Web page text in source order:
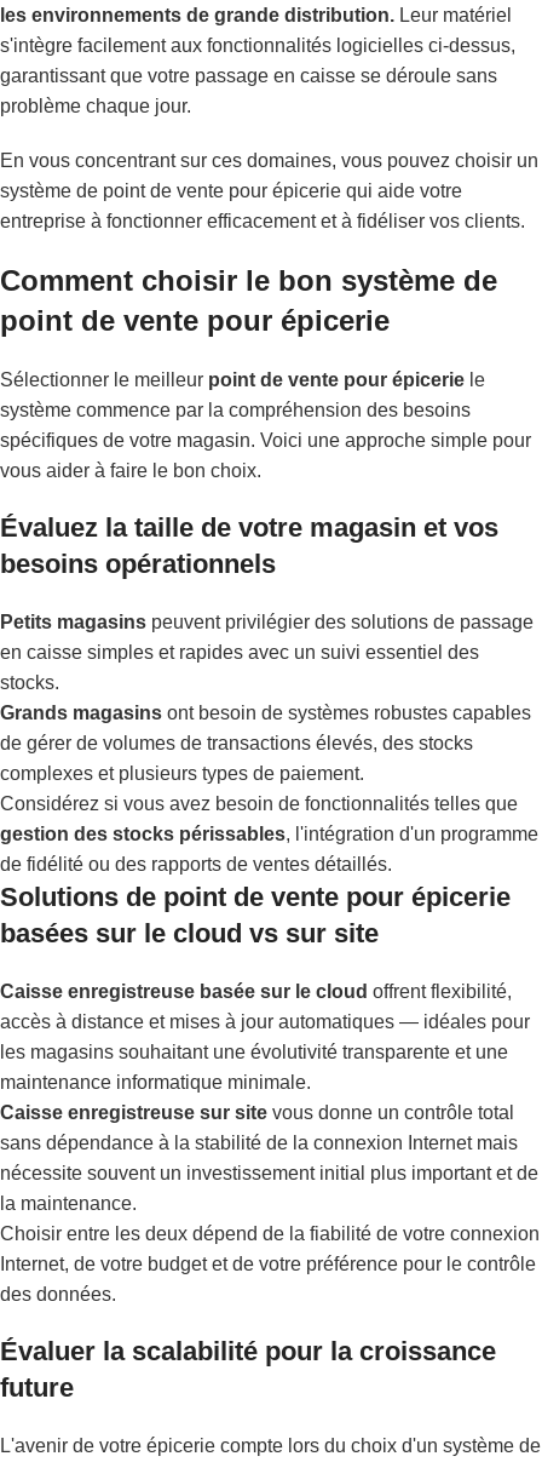
les environnements de grande distribution. Leur matériel
s'intègre facilement aux fonctionnalités logicielles ci-dessus,
garantissant que votre passage en caisse se déroule sans
problème chaque jour.
En vous concentrant sur ces domaines, vous pouvez choisir un
système de point de vente pour épicerie qui aide votre
entreprise à fonctionner efficacement et à fidéliser vos clients.
Comment choisir le bon système de
point de vente pour épicerie
Sélectionner le meilleur point de vente pour épicerie le
système commence par la compréhension des besoins
spécifiques de votre magasin. Voici une approche simple pour
vous aider à faire le bon choix.
Évaluez la taille de votre magasin et vos
besoins opérationnels
Petits magasins peuvent privilégier des solutions de passage
en caisse simples et rapides avec un suivi essentiel des
stocks.
Grands magasins ont besoin de systèmes robustes capables
de gérer de volumes de transactions élevés, des stocks
complexes et plusieurs types de paiement.
Considérez si vous avez besoin de fonctionnalités telles que
gestion des stocks périssables, l'intégration d'un programme
de fidélité ou des rapports de ventes détaillés.
Solutions de point de vente pour épicerie
basées sur le cloud vs sur site
Caisse enregistreuse basée sur le cloud offrent flexibilité,
accès à distance et mises à jour automatiques — idéales pour
les magasins souhaitant une évolutivité transparente et une
maintenance informatique minimale.
Caisse enregistreuse sur site vous donne un contrôle total
sans dépendance à la stabilité de la connexion Internet mais
nécessite souvent un investissement initial plus important et de
la maintenance.
Choisir entre les deux dépend de la fiabilité de votre connexion
Internet, de votre budget et de votre préférence pour le contrôle
des données.
Évaluer la scalabilité pour la croissance
future
L'avenir de votre épicerie compte lors du choix d'un système de